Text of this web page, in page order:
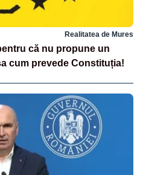
Realitatea de Mures
că nu propune un
cum prevede Constituția!